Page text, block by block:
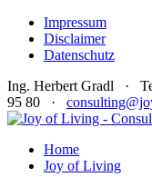
Impressum
Disclaimer
Datenschutz
Ing. Herbert Gradl ·
95 80 ·
Home
Joy of Living